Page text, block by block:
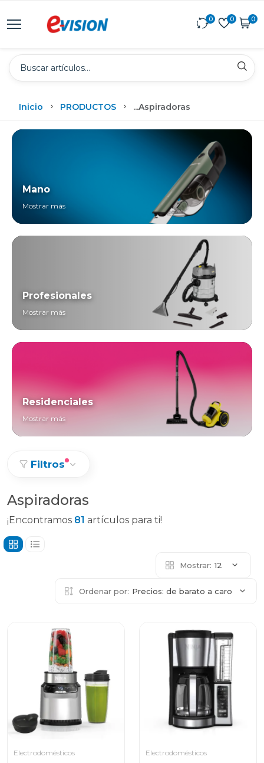
0 0 0
Inicio PRODUCTOS ...Aspiradoras
Mano
Mostrar más
Profesionales
Mostrar más
Residenciales
Mostrar más
Filtros
Aspiradoras
¡Encontramos 81 artículos para ti!
Mostrar: 12
Ordenar por: Precios: de barato a caro
Electrodomésticos Electrodomésticos